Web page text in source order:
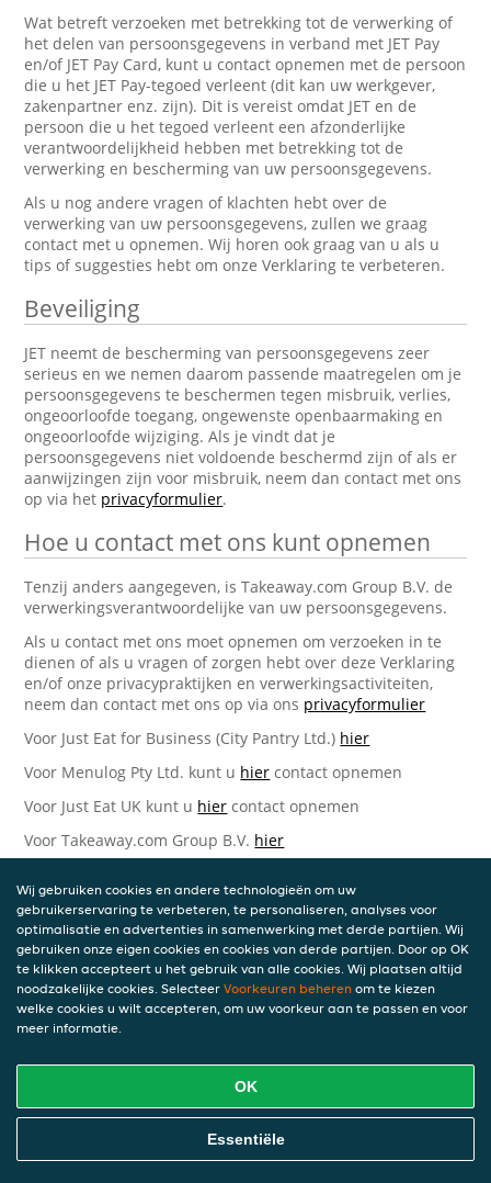
Wat betreft verzoeken met betrekking tot de verwerking of
het delen van persoonsgegevens in verband met JET Pay
en/of JET Pay Card, kunt u contact opnemen met de persoon
die u het JET Pay-tegoed verleent (dit kan uw werkgever,
zakenpartner enz. zijn). Dit is vereist omdat JET en de
persoon die u het tegoed verleent een afzonderlijke
verantwoordelijkheid hebben met betrekking tot de
verwerking en bescherming van uw persoonsgegevens.
Als u nog andere vragen of klachten hebt over de
verwerking van uw persoonsgegevens, zullen we graag
contact met u opnemen. Wij horen ook graag van u als u
tips of suggesties hebt om onze Verklaring te verbeteren.
Beveiliging
JET neemt de bescherming van persoonsgegevens zeer
serieus en we nemen daarom passende maatregelen om je
persoonsgegevens te beschermen tegen misbruik, verlies,
ongeoorloofde toegang, ongewenste openbaarmaking en
ongeoorloofde wijziging. Als je vindt dat je
persoonsgegevens niet voldoende beschermd zijn of als er
aanwijzingen zijn voor misbruik, neem dan contact met ons
op via het privacyformulier.
Hoe u contact met ons kunt opnemen
Tenzij anders aangegeven, is Takeaway.com Group B.V. de
verwerkingsverantwoordelijke van uw persoonsgegevens.
Als u contact met ons moet opnemen om verzoeken in te
dienen of als u vragen of zorgen hebt over deze Verklaring
en/of onze privacypraktijken en verwerkingsactiviteiten,
neem dan contact met ons op via ons privacyformulier
Voor Just Eat for Business (City Pantry Ltd.) hier
Voor Menulog Pty Ltd. kunt u hier contact opnemen
Voor Just Eat UK kunt u hier contact opnemen
Voor Takeaway.com Group B.V. hier
Takeaway.com Group B.V.
Piet Heinkade 61
1019 GM Amsterdam
Nederland
Bijgewerkte versies van deze
Wij kunnen deze Verklaring van tijd tot tijd bijwerken als
reactie op veranderende juridische, technische of zakelijke
ontwikkelingen. Wanneer wij onze Privacyverklaring
bijwerken, zullen wij passende maatregelen nemen om u
Wij gebruiken cookies en andere technologieën om uw
gebruikerservaring te verbeteren, te personaliseren, analyses voor
optimalisatie en advertenties in samenwerking met derde partijen. Wij
gebruiken onze eigen cookies en cookies van derde partijen. Door op OK
te klikken accepteert u het gebruik van alle cookies. Wij plaatsen altijd
noodzakelijke cookies. Selecteer Voorkeuren beheren om te kiezen
welke cookies u wilt accepteren, om uw voorkeur aan te passen en voor
meer informatie.
OK
Essentiële